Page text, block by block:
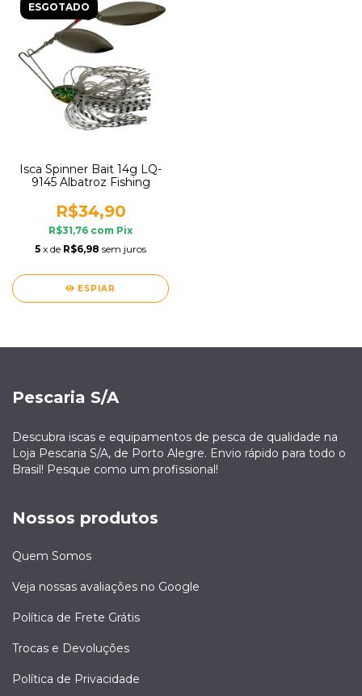
ESGOTADO
Isca Spinner Bait 14g LQ-
9145 Albatroz Fishing
R$34,90
R$31,76 com Pix
5 x de R$6,98 sem juros
ESPIAR
Pescaria S/A
Descubra iscas e equipamentos de pesca de qualidade na
Loja Pescaria S/A, de Porto Alegre. Envio rápido para todo o
Brasil! Pesque como um profissional!
Nossos produtos
Quem Somos
Veja nossas avaliações no Google
Política de Frete Grátis
Trocas e Devoluções
Política de Privacidade